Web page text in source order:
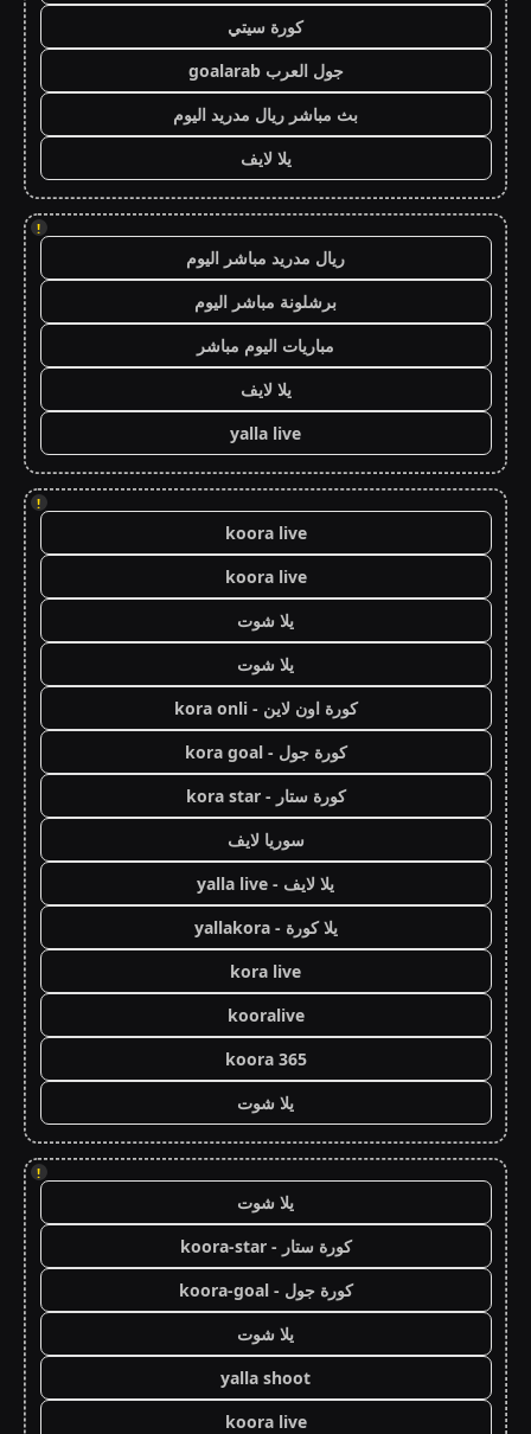
كورة سيتي
جول العرب goalarab
بث مباشر ريال مدريد اليوم
يلا لايف
!
ريال مدريد مباشر اليوم
برشلونة مباشر اليوم
مباريات اليوم مباشر
يلا لايف
yalla live
!
koora live
koora live
يلا شوت
يلا شوت
كورة اون لاين - kora onli
كورة جول - kora goal
كورة ستار - kora star
سوريا لايف
يلا لايف - yalla live
يلا كورة - yallakora
kora live
kooralive
koora 365
يلا شوت
!
يلا شوت
كورة ستار - koora-star
كورة جول - koora-goal
يلا شوت
yalla shoot
koora live